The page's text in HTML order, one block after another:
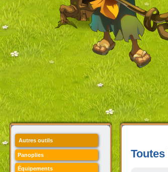
Autres outils
Panoplies
Équipements